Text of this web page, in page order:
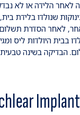
לאחר הלידה או לא
שנולדו בלידת
לאחר הסדרת
בבית היולדות ליס
הבדיקה בשינה